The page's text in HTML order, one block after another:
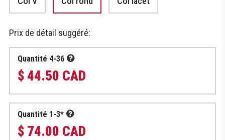
Prix de détail suggéré:
Quantité 4-36
$ 44.50 CAD
Quantité 1-3*
$ 74.00 CAD